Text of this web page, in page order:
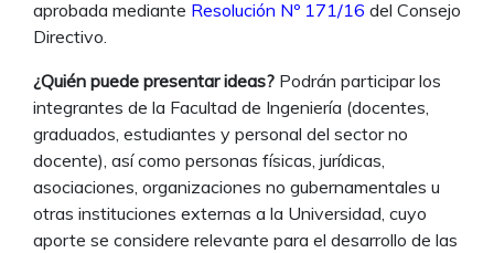
aprobada mediante Resolución Nº 171/16 del Consejo
Directivo.
¿Quién puede presentar ideas? Podrán participar los
integrantes de la Facultad de Ingeniería (docentes,
graduados, estudiantes y personal del sector no
docente), así como personas físicas, jurídicas,
asociaciones, organizaciones no gubernamentales u
otras instituciones externas a la Universidad, cuyo
aporte se considere relevante para el desarrollo de las